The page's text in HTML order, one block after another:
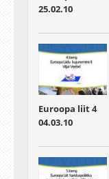
25.02.10
Euroopa liit 4
04.03.10